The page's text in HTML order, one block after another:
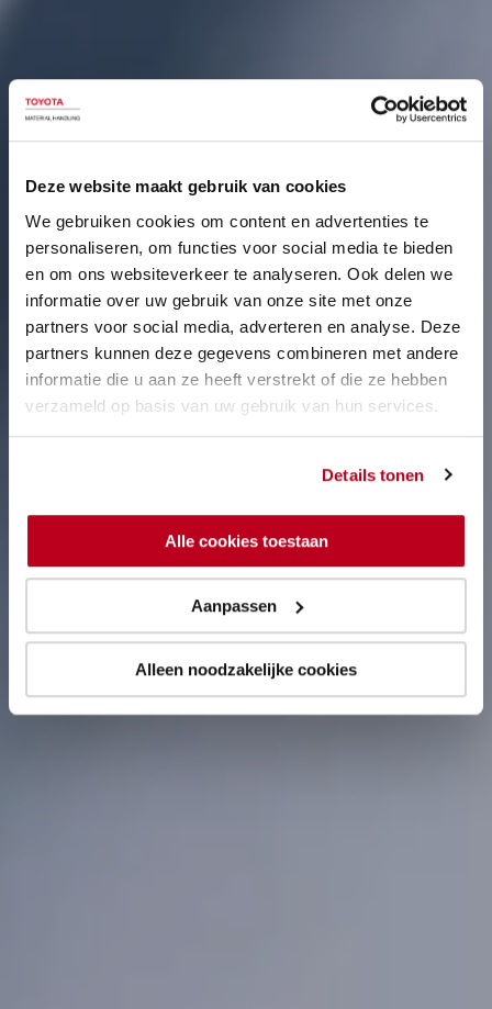
Deze website maakt gebruik van cookies
We gebruiken cookies om content en advertenties te
personaliseren, om functies voor social media te bieden
en om ons websiteverkeer te analyseren. Ook delen we
informatie over uw gebruik van onze site met onze
partners voor social media, adverteren en analyse. Deze
partners kunnen deze gegevens combineren met andere
informatie die u aan ze heeft verstrekt of die ze hebben
verzameld op basis van uw gebruik van hun services.
Details tonen
Alle cookies toestaan
Aanpassen
Alleen noodzakelijke cookies